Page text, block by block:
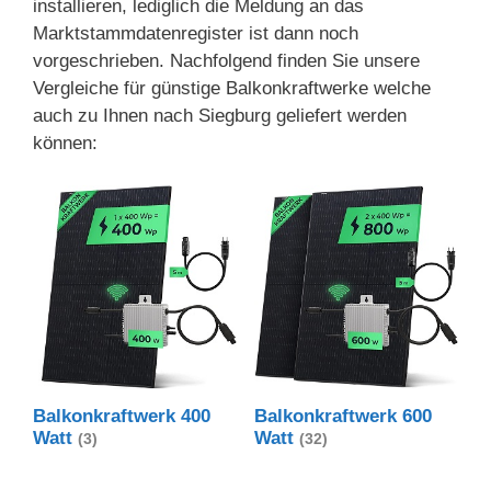
installieren, lediglich die Meldung an das
Marktstammdatenregister ist dann noch
vorgeschrieben. Nachfolgend finden Sie unsere
Vergleiche für günstige Balkonkraftwerke welche
auch zu Ihnen nach Siegburg geliefert werden
können:
Balkonkraftwerk 400
Watt (3)
Balkonkraftwerk 600
Watt (32)